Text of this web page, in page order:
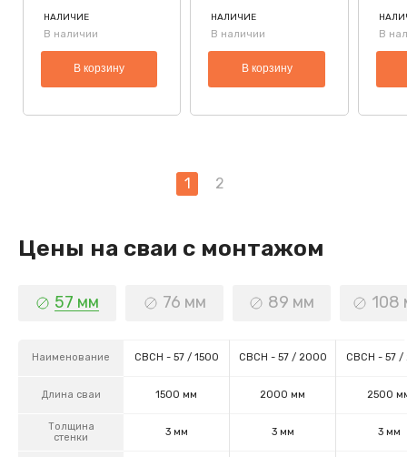
НАЛИЧИЕ
В наличии
В корзину
НАЛИЧИЕ
В наличии
В корзину
В
Пагинация
1 2
Цены на сваи с монтажом
57 мм 76 мм 89 мм 108
Наименование
Длина сваи
Толщина
стенки
СВСН - 57 / 1500
1500 мм
3 мм
СВСН - 57 / 2000
2000 мм
3 мм
СВСН - 57 /
2500
3 мм